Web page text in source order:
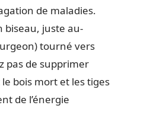
de maladies.
biseau, juste au-
tourné vers
pas de supprimer
bois mort et les tiges
de l’énergie